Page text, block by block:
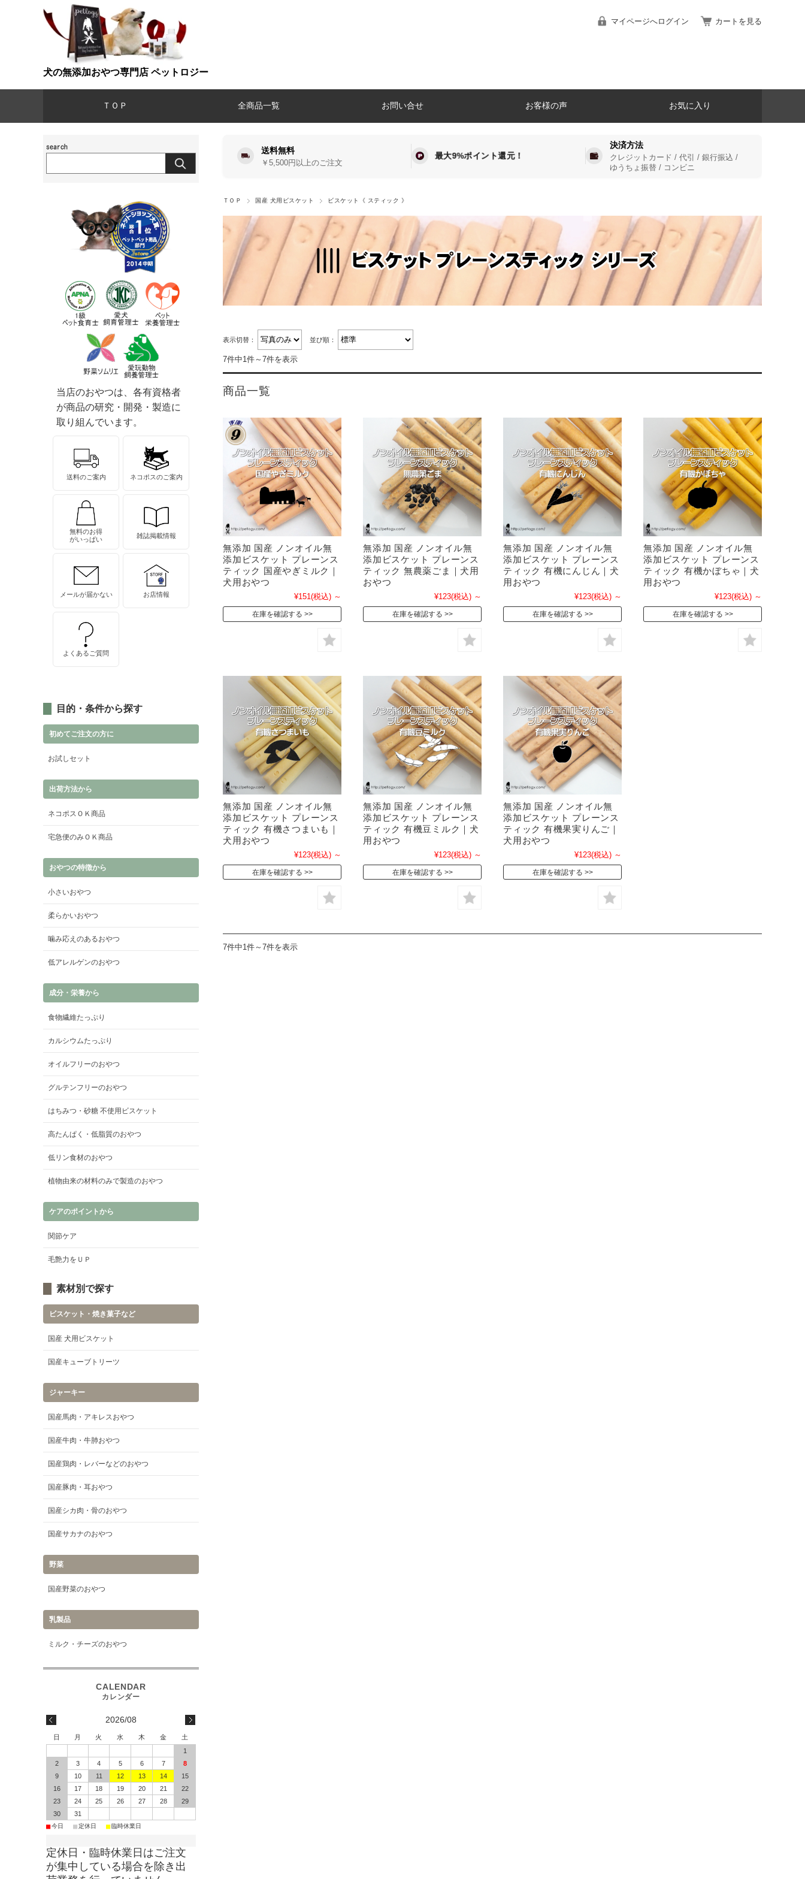
犬の無添加おやつ専門店 ペットロジー
マイページへログイン カートを見る
ＴＯＰ 全商品一覧 お問い合せ お客様の声 お気に入り
送料無料
￥5,500円以上のご注文
最大9%ポイント還元！
決済方法
クレジットカード / 代引 / 銀行振込 /
ゆうちょ振替 / コンビニ
ＴＯＰ 国産 犬用ビスケット ビスケット《 スティック 》
表示切替： 並び順：
7件中1件～7件を表示
商品一覧
無添加 国産 ノンオイル無
添加ビスケット プレーンス
ティック 国産やぎミルク｜
犬用おやつ
¥151(税込) ～
在庫を確認する
無添加 国産 ノンオイル無
添加ビスケット プレーンス
ティック 無農薬ごま｜犬用
おやつ
¥123(税込) ～
在庫を確認する
無添加 国産 ノンオイル無
添加ビスケット プレーンス
ティック 有機にんじん｜犬
用おやつ
¥123(税込) ～
在庫を確認する
無添加 国産 ノンオイル無
添加ビスケット プレーンス
ティック 有機かぼちゃ｜犬
用おやつ
¥123(税込) ～
在庫を確認する
無添加 国産 ノンオイル無
添加ビスケット プレーンス
ティック 有機さつまいも｜
犬用おやつ
¥123(税込) ～
在庫を確認する
無添加 国産 ノンオイル無
添加ビスケット プレーンス
ティック 有機豆ミルク｜犬
用おやつ
¥123(税込) ～
在庫を確認する
無添加 国産 ノンオイル無
添加ビスケット プレーンス
ティック 有機果実りんご｜
犬用おやつ
¥123(税込) ～
在庫を確認する
7件中1件～7件を表示
当店のおやつは、各有資格者
が商品の研究・開発・製造に
取り組んでいます。
送料のご案内 ネコポスのご案内
無料のお得
がいっぱい
雑誌掲載情報
メールが届かない お店情報
よくあるご質問
目的・条件から探す
初めてご注文の方に
お試しセット
出荷方法から
ネコポスＯＫ商品
宅急便のみＯＫ商品
おやつの特徴から
小さいおやつ
柔らかいおやつ
噛み応えのあるおやつ
低アレルゲンのおやつ
成分・栄養から
食物繊維たっぷり
カルシウムたっぷり
オイルフリーのおやつ
グルテンフリーのおやつ
はちみつ・砂糖 不使用ビスケット
高たんぱく・低脂質のおやつ
低リン食材のおやつ
植物由来の材料のみで製造のおやつ
ケアのポイントから
関節ケア
毛艶力をＵＰ
素材別で探す
ビスケット・焼き菓子など
国産 犬用ビスケット
国産キューブトリーツ
ジャーキー
国産馬肉・アキレスおやつ
国産牛肉・牛肺おやつ
国産鶏肉・レバーなどのおやつ
国産豚肉・耳おやつ
国産シカ肉・骨のおやつ
国産サカナのおやつ
野菜
国産野菜のおやつ
乳製品
ミルク・チーズのおやつ
2026/08
日 月 火 水 木 金
土
1
2
3 4 5 6 7
8
9
10 11 12 13 14
15
16
17 18 19 20 21
22
23
24 25 26 27 28
29
30
31
■今日 ■定休日 ■臨時休業日
定休日・臨時休業日はご注文
が集中している場合を除き出